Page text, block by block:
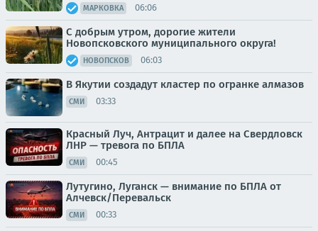
МАРКОВКА 06:06
С добрым утром, дорогие жители
Новопсковского муниципального округа!
НОВОПСКОВ 06:03
В Якутии создадут кластер по огранке алмазов
СМИ 03:33
Красный Луч, Антрацит и далее на Свердловск
ЛНР — тревога по БПЛА
СМИ 00:45
Лутугино, Луганск — внимание по БПЛА от
Алчевск/Перевальск
СМИ 00:33